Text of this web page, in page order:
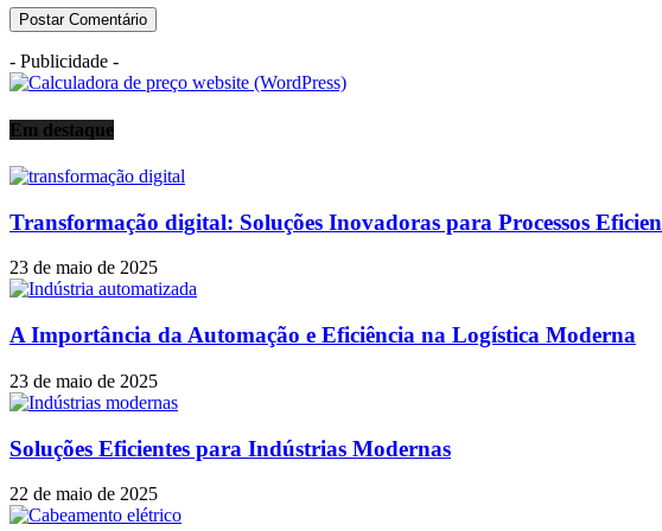
- Publicidade -
Em destaque
Transformação digital: Soluções Inovadoras para Processos
23 de maio de 2025
A Importância da Automação e Eficiência na Logística Moderna
23 de maio de 2025
Soluções Eficientes para Indústrias Modernas
22 de maio de 2025